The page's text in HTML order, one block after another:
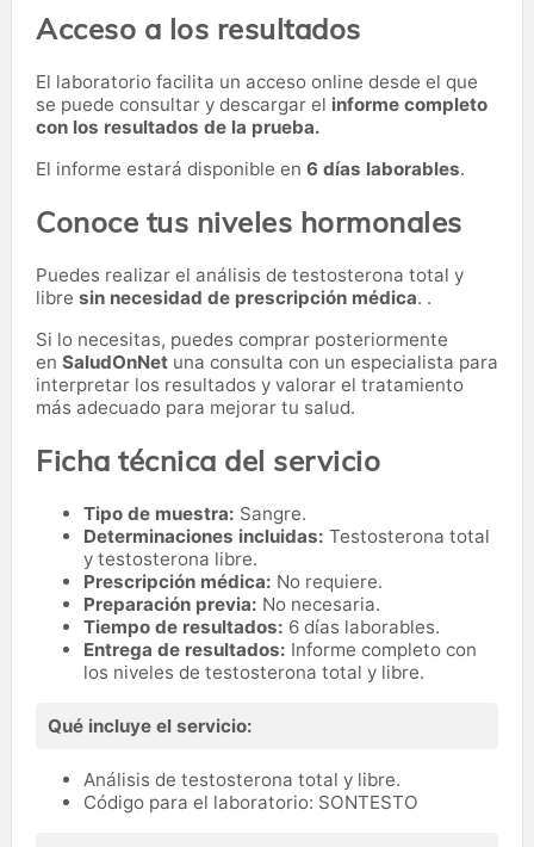
Acceso a los resultados
El laboratorio facilita un acceso online desde el que
se puede consultar y descargar el informe completo
con los resultados de la prueba.
El informe estará disponible en 6 días laborables.
Conoce tus niveles hormonales
Puedes realizar el análisis de testosterona total y
libre sin necesidad de prescripción médica. .
Si lo necesitas, puedes comprar posteriormente
en SaludOnNet una consulta con un especialista para
interpretar los resultados y valorar el tratamiento
más adecuado para mejorar tu salud.
Ficha técnica del servicio
Tipo de muestra: Sangre.
Determinaciones incluidas: Testosterona total
y testosterona libre.
Prescripción médica: No requiere.
Preparación previa: No necesaria.
Tiempo de resultados: 6 días laborables.
Entrega de resultados: Informe completo con
los niveles de testosterona total y libre.
Qué incluye el servicio:
Análisis de testosterona total y libre.
Código para el laboratorio: SONTESTO